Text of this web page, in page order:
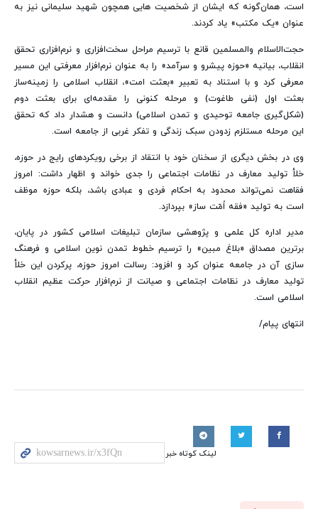
است، همان‌گونه که ایشان از شخصیت‌ هایی همچون شهید سلیمانی نیز به
عنوان «یک مکتب» یاد کردند.
حجت‌الاسلام والمسلمین قانع با ترسیم مراحل سخت‌افزاری و نرم‌افزاری تحقق
انقلاب، بیانیه «حوزه پیشرو و سرآمد» را به عنوان نرم‌افزار معرفتی این مسیر
معرفی کرد و با استناد به تعبیر «بعثت امت»، انقلاب اسلامی را زمینه‌ساز
بعثت اول (نفی طاغوت) و مرحله کنونی را مقدمه‌ای برای بعثت دوم
(شکل‌گیری جامعه توحیدی و تمدن اسلامی) دانست و هشدار داد که تحقق
این مرحله مستلزم زدودن سبک زندگی و تفکر غربی از جامعه است.
وی در بخش دیگری از سخنان خود با انتقاد از برخی رویکردهای رایج در حوزه،
خلأ تولید معارف در نظامات اجتماعی را جدی خواند و اظهار داشت: امروز
فقاهت نمی‌تواند محدود به احکام فردی و عبادی باشد، بلکه حوزه موظف
است به تولید «فقه اُمّت‌ ساز» بپردازد.
مدیر اداره کل علمی و پژوهشی سازمان تبلیغات اسلامی کشور در پایان،
برترین مصداق «بلاغ مبین» را ترسیم خطوط تمدن نوین اسلامی و فرهنگ‌
سازی آن در جامعه عنوان کرد و افزود: رسالت امروز حوزه، پرکردن این خلأ
تولید معارف در نظامات اجتماعی و صیانت از نرم‌افزار حرکت عظیم انقلاب
اسلامی است.
انتهای پیام/
لینک کوتاه خبر